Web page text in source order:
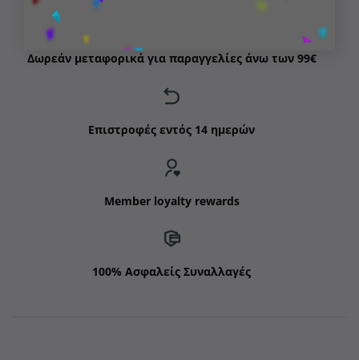
Δωρεάν μεταφορικά για παραγγελίες άνω των 99€
Επιστροφές εντός 14 ημερών
Member loyalty rewards
100% Ασφαλείς Συναλλαγές